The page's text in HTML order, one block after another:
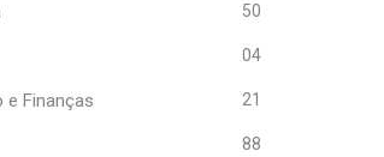
50
04
e Finanças 21
88